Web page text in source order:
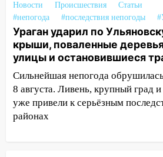
Федерации
12:01 Пьяная женщина
шестилетнего ребёнка на
Федерации: возбуждено
11:16 В Ульяновске ищут
мужчину, пропавшего
10:30
От мотофристайла
Новости Происшествия
Статьи
#непогода
#последствия непогоды
Ураган ударил по
крыши, поваленные
улицы и остановившиеся
Сильнейшая непогода
8 августа. Ливень, крупный град
уже привели к серьёзным
районах